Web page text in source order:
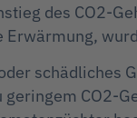
des CO2-
Erwärmung,
schädliches